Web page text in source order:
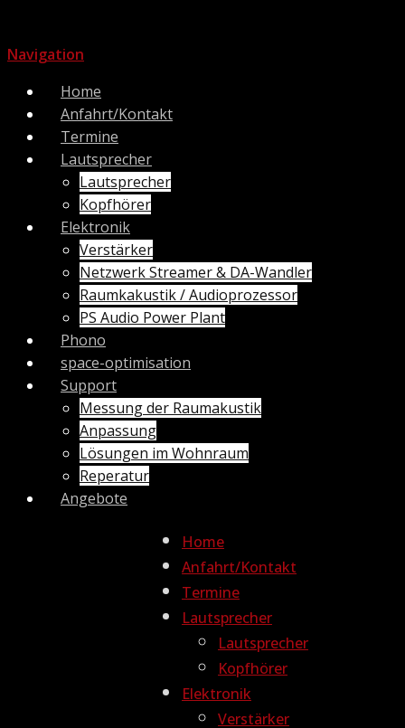
Navigation
Home
Anfahrt/Kontakt
Termine
Lautsprecher
Lautsprecher
Kopfhörer
Elektronik
Verstärker
Netzwerk Streamer & DA-Wandler
Raumkakustik / Audioprozessor
PS Audio Power Plant
Phono
space-optimisation
Support
Messung der Raumakustik
Anpassung
Lösungen im Wohnraum
Reperatur
Angebote
Home
Anfahrt/Kontakt
Termine
Lautsprecher
Lautsprecher
Kopfhörer
Elektronik
Verstärker